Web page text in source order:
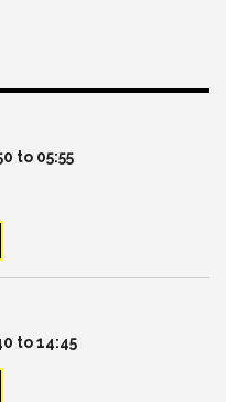
to 05:55
to14:45